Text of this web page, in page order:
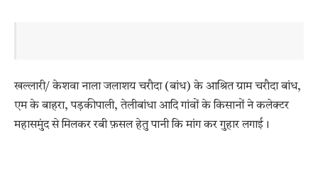
खल्लारी/ केशवा नाला जलाशय चरौदा (बांध) के आश्रित ग्राम चरौदा बांध,
एम के बाहरा, पड़कीपाली, तेलीबांधा आदि गांवों के किसानों ने कलेक्टर
महासमुंद से मिलकर रबी फ़सल हेतु पानी कि मांग कर गुहार लगाई।